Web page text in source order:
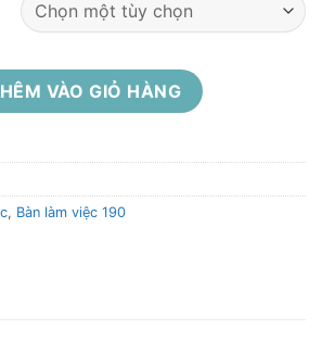
1903B16H5 kèm hộc liền 3 ngăn số
VÀO GIỎ HÀNG
, Bàn làm việc 190